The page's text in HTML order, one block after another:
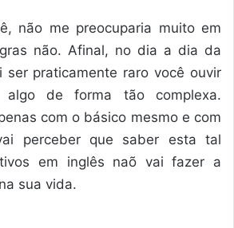
não me preocuparia muito em
não. Afinal, no dia a dia da
ser praticamente raro você ouvir
algo de forma tão complexa.
com o básico mesmo e com
perceber que saber esta tal
em inglês naõ vai fazer a
sua vida.